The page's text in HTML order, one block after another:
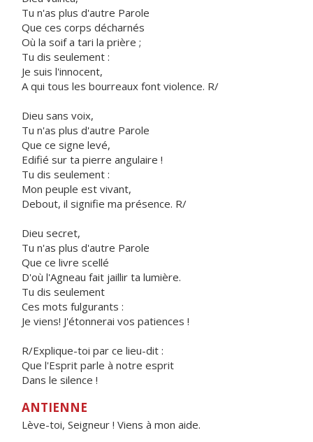
Tu n'as plus d'autre Parole
Que ces corps décharnés
Où la soif a tari la prière ;
Tu dis seulement :
Je suis l'innocent,
A qui tous les bourreaux font violence. R/
Dieu sans voix,
Tu n'as plus d'autre Parole
Que ce signe levé,
Edifié sur ta pierre angulaire !
Tu dis seulement :
Mon peuple est vivant,
Debout, il signifie ma présence. R/
Dieu secret,
Tu n'as plus d'autre Parole
Que ce livre scellé
D'où l'Agneau fait jaillir ta lumière.
Tu dis seulement
Ces mots fulgurants :
Je viens! J'étonnerai vos patiences !
R/Explique-toi par ce lieu-dit :
Que l'Esprit parle à notre esprit
Dans le silence !
ANTIENNE
Lève-toi, Seigneur ! Viens à mon aide.